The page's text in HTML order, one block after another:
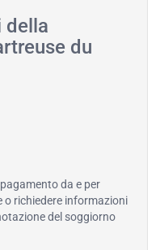
della
du
da e per
o richiedere informazioni
del soggiorno